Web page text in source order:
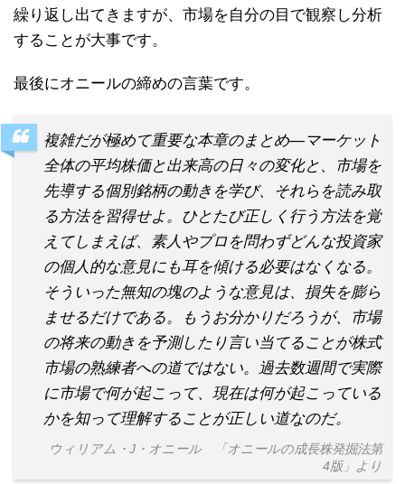
繰り返し出てきますが、市場を自分の目で観察し分析
することが大事です。
最後にオニールの締めの言葉です。
複雑だが極めて重要な本章のまとめ―マーケット
全体の平均株価と出来高の日々の変化と、市場を
先導する個別銘柄の動きを学び、それらを読み取
る方法を習得せよ。ひとたび正しく行う方法を覚
えてしまえば、素人やプロを問わずどんな投資家
の個人的な意見にも耳を傾ける必要はなくなる。
そういった無知の塊のような意見は、損失を膨ら
ませるだけである。もうお分かりだろうが、市場
の将来の動きを予測したり言い当てることが株式
市場の熟練者への道ではない。過去数週間で実際
に市場で何が起こって、現在は何が起こっている
かを知って理解することが正しい道なのだ。
ウィリアム・J・オニール 「オニールの成長株発掘法第
4版」より